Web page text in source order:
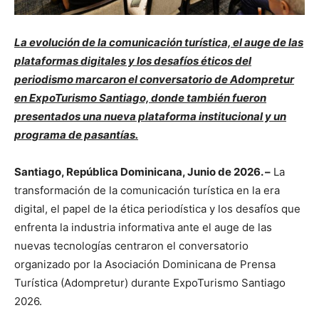
La evolución de la comunicación turística, el auge de las
plataformas digitales y los desafíos éticos del
periodismo marcaron el conversatorio de Adompretur
en ExpoTurismo Santiago, donde también fueron
presentados una nueva plataforma institucional y un
programa de pasantías.
Santiago, República Dominicana, Junio de 2026. – La
transformación de la comunicación turística en la era
digital, el papel de la ética periodística y los desafíos que
enfrenta la industria informativa ante el auge de las
nuevas tecnologías centraron el conversatorio
organizado por la Asociación Dominicana de Prensa
Turística (Adompretur) durante ExpoTurismo Santiago
2026.